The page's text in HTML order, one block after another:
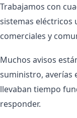
Trabajamos con
sistemas eléctricos
comerciales y
Muchos avisos
suministro, averías
llevaban tiempo
responder.